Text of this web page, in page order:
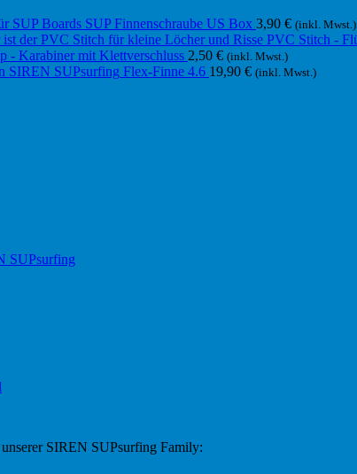
SUP Finnenschraube US Box 3,90 € (inkl. Mwst.)
PVC Stitch -
- Karabiner mit Klettverschluss 2,50 € (inkl. Mwst.)
Flex-Finne 4.6 19,90 € (inkl. Mwst.)
SUPsurfing
SIREN SUPsurfing Family: